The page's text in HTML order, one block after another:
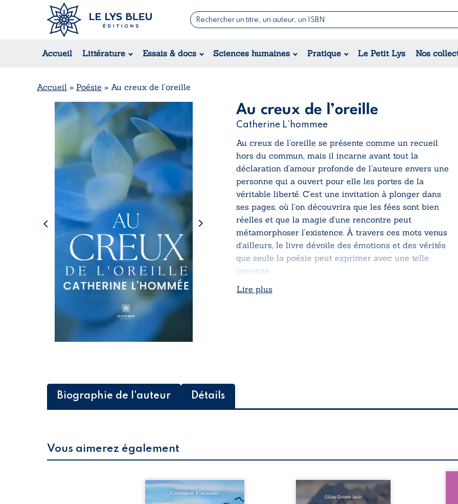
Accueil Littérature Essais & docs Sciences humaines Pratique Le Petit Lys Nos
Romans
Suspense / Thriller / Policier
Romance
Jeunesse
Théâtre
Accueil » Poésie » Au creux de l’oreille
Au creux de l’oreille
Catherine L’hommee
Au creux de l’oreille se présente comme un recueil
hors du commun, mais il incarne avant tout la
déclaration d’amour profonde de l’auteure envers une
personne qui a ouvert pour elle les portes de la
véritable liberté. C’est une invitation à plonger dans
ses pages, où l’on découvrira que les fées sont bien
réelles et que la magie d’une rencontre peut
métamorphoser l’existence. À travers ces mots venus
d’ailleurs, le livre dévoile des émotions et des vérités
que seule la poésie peut exprimer avec une telle
intensité.
Lire plus
Biographie de l'auteur Détails
Vous aimerez également
À travers des vers délicats et
introspectifs, ce recueil
Que reste-t-il de l’enfance
lorsque la maladie impose ses